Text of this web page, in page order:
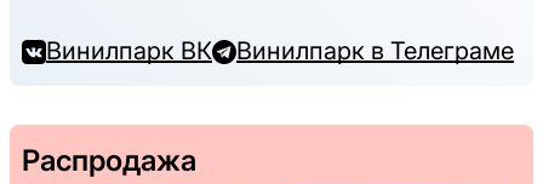
Винилпарк ВК Винилпарк в Телеграме
Распродажа